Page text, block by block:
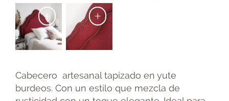
+ +
Cabecero artesanal tapizado en yute
burdeos. Con un estilo que mezcla de